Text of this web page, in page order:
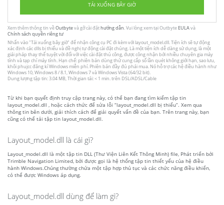
TẢI XUỐNG BÂY GIỜ
Xem thêm thông tin vềOutbytevà gỡ cài đặthướng dẫn. Vui lòng xem tại Outbyte EULAvà
Chính sách quyền riêng tư
Nhấn vào"Tải xuống bây giờ" để nhận công cụ PC đi kèm với layout_model.dll. Tiện ích sẽ tự động
xác định các dlls bị thiếu và đề nghị tự động cài đặt chúng. Là một tiện ích dễ dàng sử dụng, là một
giải pháp thay thế tuyệt vời đối với việc cài đặt thủ công, được công nhận bởi nhiều chuyên gia máy
tính và tạp chí máy tính. Hạn chế: phiên bản dùng thử cung cấp số lần quét không giới hạn, sao lưu,
khôi phujcc đăng kí Windows miễn phí. Phiên bản đầy đủ phải mua. Nó hỗ trợ các hệ điều hành như
Windows 10, Windows 8 / 8.1, Windows 7 và Windows Vista (64/32 bit).
Dung lượng tập tin: 3.04 MB, Thời gian tải: < 1 min. trên DSL/ADSL/Cable
Từ khi bạn quyết định truy cập trang này, có thể bạn đang tìm kiếm tập tin
layout_model.dll , hoặc cách thức để sửa lỗi “layout_model.dll bị thiếu”. Xem qua
thông tin bên dưới, giải thích cách để giải quyết vấn đề của bạn. Trên trang này, bạn
cũng có thể tải tập tin layout_model.dll.
Layout_model.dll là cái gì?
Layout_model.dll là một tập tin DLL (Thư Viện Liên Kết Thông Minh) file, Phát triển bởi
Trimble Navigation Limited, bởi được gọi là hệ thống tập tin thiết yếu của hệ điều
hành Windows.Chúng thường chứa một tập hợp thủ tục và các chức năng điều khiển,
có thể được Windows áp dụng.
Layout_model.dll dùng để làm gì?